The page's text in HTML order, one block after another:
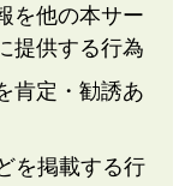
を他の本サー
提供する行為
肯定・勧誘あ
を掲載する行